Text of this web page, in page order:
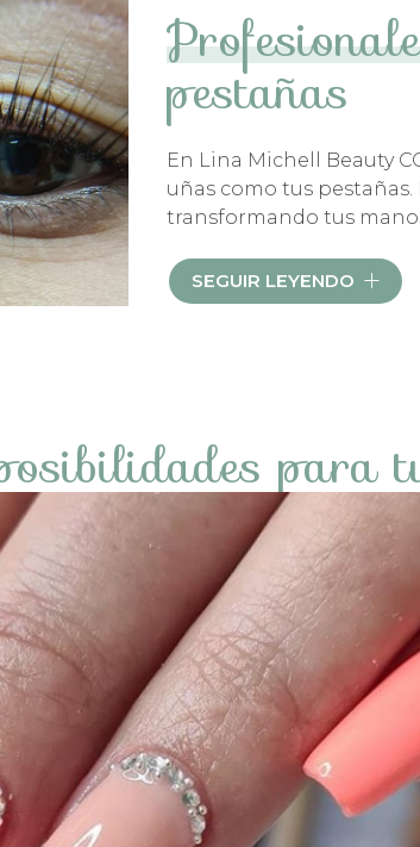
pestañas
En Lina Michell Beauty
uñas como tus
transformando tus
Nuestraamplia
individuales y a las
SEGUIR LEYENDO
para